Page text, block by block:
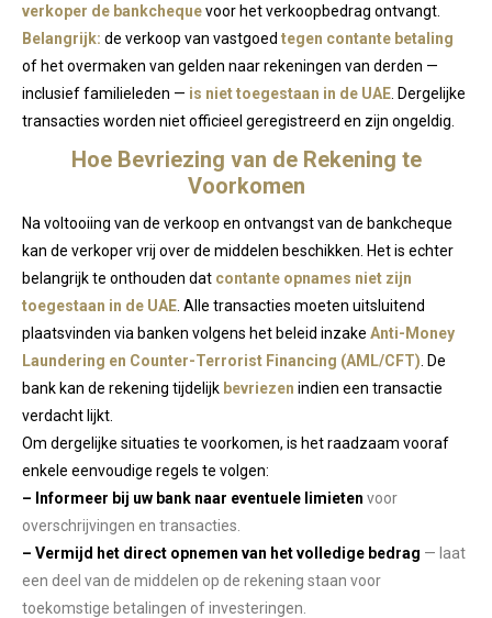
verkoper de bankchequevoor het verkoopbedrag ontvangt.
Belangrijk: de verkoop van vastgoed tegen contante betaling
of het overmaken van gelden naar rekeningen van derden —
inclusief familieleden — is niet toegestaan in de UAE . Dergelijke
transacties worden niet officieel geregistreerd en zijn ongeldig.
Hoe Bevriezing van de Rekening te
Voorkomen
Na voltooiing van de verkoop en ontvangst van de bankcheque
kan de verkoper vrij over de middelen beschikken. Het is echter
belangrijk te onthouden dat contante opnames niet zijn
toegestaan in de UAE . Alle transacties moeten uitsluitend
plaatsvinden via banken volgens het beleid inzake Anti-Money
Laundering en Counter-Terrorist Financing (AML/CFT) . De
bank kan de rekening tijdelijk bevriezen indien een transactie
verdacht lijkt.
Om dergelijke situaties te voorkomen, is het raadzaam vooraf
enkele eenvoudige regels te volgen:
– Informeer bij uw bank naar eventuele limieten voor
overschrijvingen en transacties.
– Vermijd het direct opnemen van het volledige bedrag — laat
een deel van de middelen op de rekening staan voor
toekomstige betalingen of investeringen.